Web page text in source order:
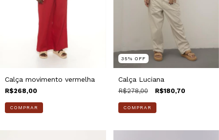
Calça movimento vermelha
R$268,00
COMPRAR
35% OFF
Calça Luciana
R$278,00 R$180,70
COMPRAR